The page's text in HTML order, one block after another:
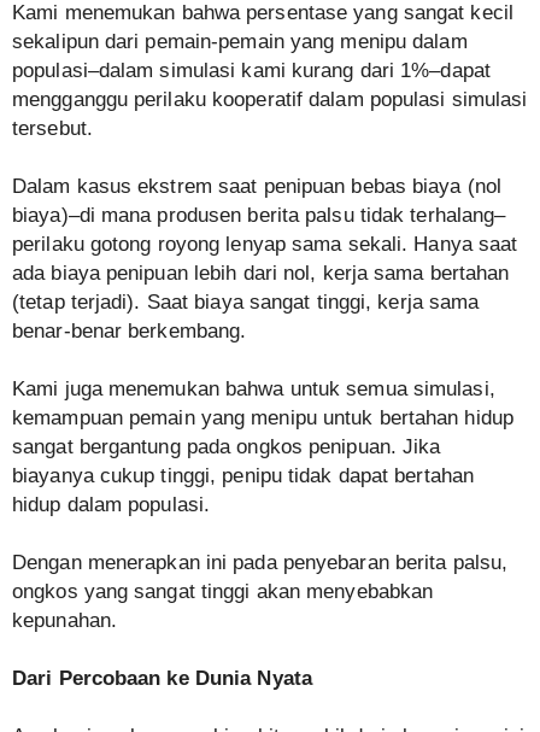
Kami menemukan bahwa persentase yang sangat kecil
sekalipun dari pemain-pemain yang menipu dalam
populasi–dalam simulasi kami kurang dari 1%–dapat
mengganggu perilaku kooperatif dalam populasi simulasi
tersebut.
Dalam kasus ekstrem saat penipuan bebas biaya (nol
biaya)–di mana produsen berita palsu tidak terhalang–
perilaku gotong royong lenyap sama sekali. Hanya saat
ada biaya penipuan lebih dari nol, kerja sama bertahan
(tetap terjadi). Saat biaya sangat tinggi, kerja sama
benar-benar berkembang.
Kami juga menemukan bahwa untuk semua simulasi,
kemampuan pemain yang menipu untuk bertahan hidup
sangat bergantung pada ongkos penipuan. Jika
biayanya cukup tinggi, penipu tidak dapat bertahan
hidup dalam populasi.
Dengan menerapkan ini pada penyebaran berita palsu,
ongkos yang sangat tinggi akan menyebabkan
kepunahan.
Dari Percobaan ke Dunia Nyata